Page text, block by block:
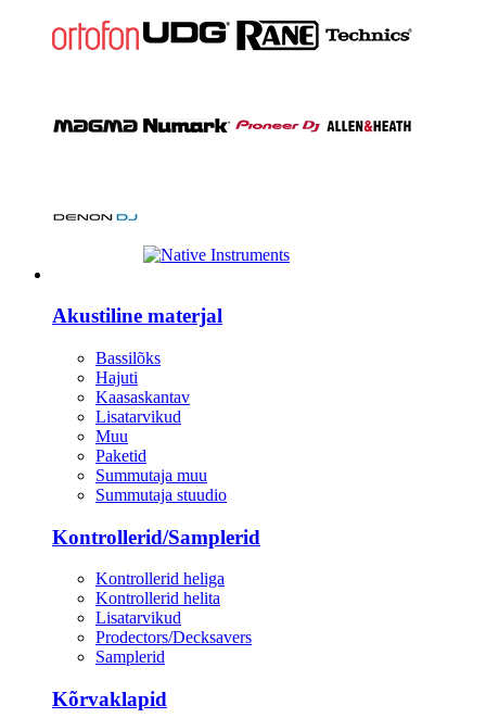
Akustiline materjal
Bassilõks
Hajuti
Kaasaskantav
Lisatarvikud
Muu
Paketid
Summutaja muu
Summutaja stuudio
Kontrollerid/Samplerid
Kontrollerid heliga
Kontrollerid helita
Lisatarvikud
Prodectors/Decksavers
Samplerid
Kõrvaklapid